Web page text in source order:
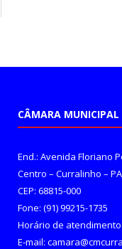
CÂMARA MUNICIPAL
End.: Avenida Floriano
Centro – Curralinho – PA
CEP: 68815-000
Fone: (91) 99215-1735
Horário de
E-mail: